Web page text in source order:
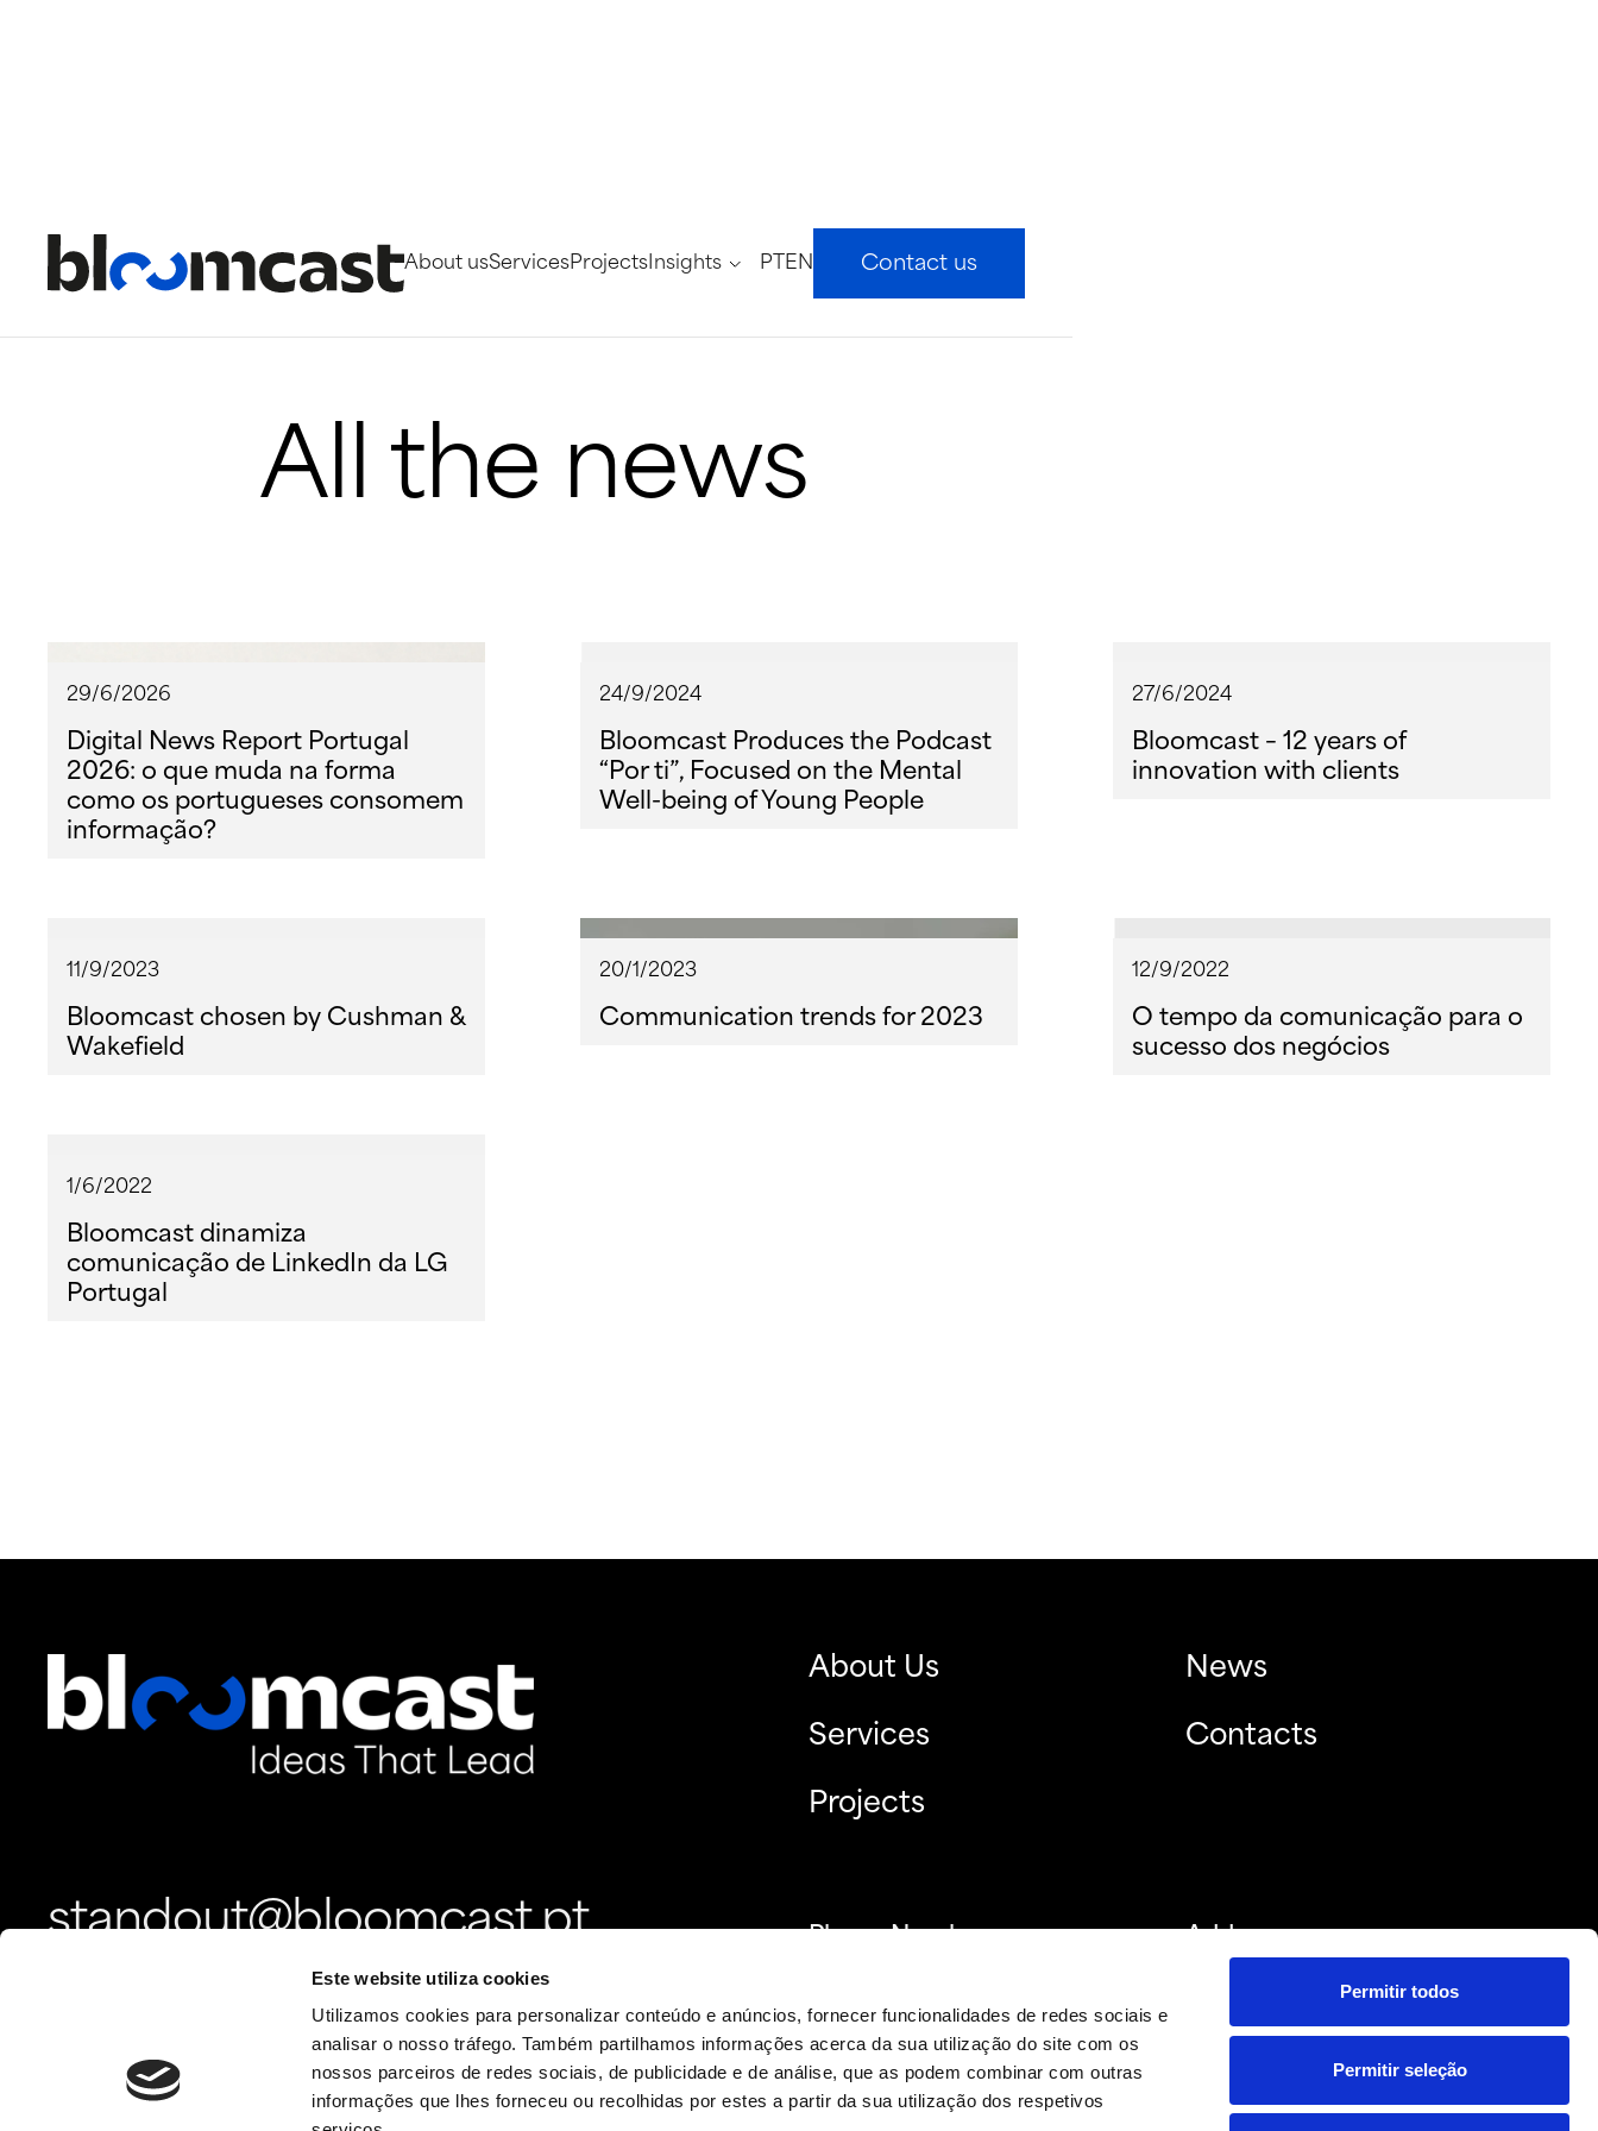
Este website utiliza cookies
Utilizamos cookies para personalizar conteúdo e anúncios, fornecer funcionalidades de redes sociais e
analisar o nosso tráfego. Também partilhamos informações acerca da sua utilização do site com os
nossos parceiros de redes sociais, de publicidade e de análise, que as podem combinar com outras
informações que lhes forneceu ou recolhidas por estes a partir da sua utilização dos respetivos
Permitir todos
Permitir seleção
About usServicesProjects Insights PT EN Contact us
News
All the news
29/6/2026
Digital News Report Portugal
2026: o que muda na forma
como os portugueses consomem
informação?
24/9/2024
Bloomcast Produces the Podcast
“Por ti”, Focused on the Mental
Well-being of Young People
27/6/2024
Bloomcast – 12 years of
innovation with clients
11/9/2023
Bloomcast chosen by Cushman &
Wakefield
20/1/2023
Communication trends for 2023
12/9/2022
O tempo da comunicação para o
sucesso dos negócios
1/6/2022
Bloomcast dinamiza
comunicação de LinkedIn da LG
Portugal
standout@bloomcast.pt
About Us
Services
Projects
News
Contacts
Phone Number Address
Av. Marginal, Ed. Parque Oceano, 4º
2780-322, Sto. Amaro de Oeiras,
Portugal